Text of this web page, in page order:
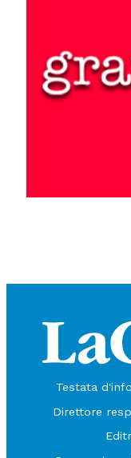
Testata
Direttore